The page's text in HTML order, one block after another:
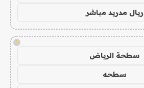
ريال مدريد مباشر
!
سطحة الرياض
سطحه